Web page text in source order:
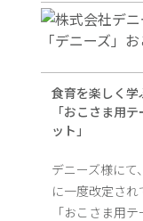
食育を楽しく学
「おこさま用
ット」
デニーズ様にて
に一度改定され
「おこさま用